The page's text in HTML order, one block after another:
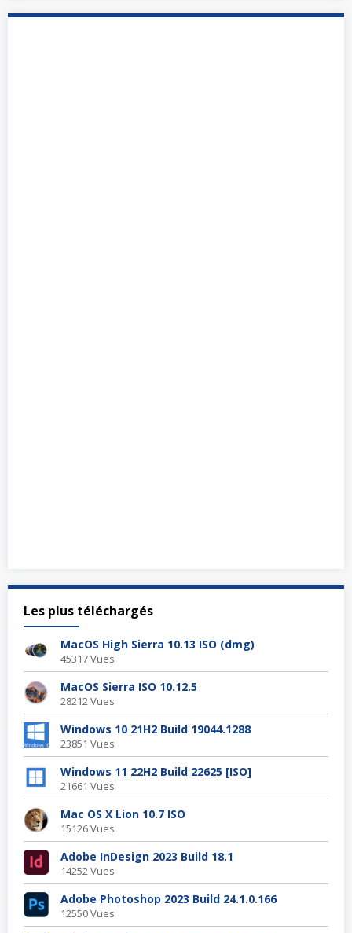
Les plus téléchargés
MacOS High Sierra 10.13 ISO (dmg)
45317 Vues
MacOS Sierra ISO 10.12.5
28212 Vues
Windows 10 21H2 Build 19044.1288
23851 Vues
Windows 11 22H2 Build 22625 [ISO]
21661 Vues
Mac OS X Lion 10.7 ISO
15126 Vues
Adobe InDesign 2023 Build 18.1
14252 Vues
Adobe Photoshop 2023 Build 24.1.0.166
12550 Vues